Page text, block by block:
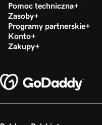
Pomoc techniczna
Zasoby
Programy partnerskie
Konto
Zakupy